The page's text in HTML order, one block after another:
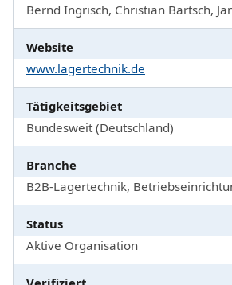
Bernd Ingrisch, Christian Bartsch,
Website
www.lagertechnik.de
Tätigkeitsgebiet
Bundesweit (Deutschland)
Branche
B2B-Lagertechnik,
Status
Aktive Organisation